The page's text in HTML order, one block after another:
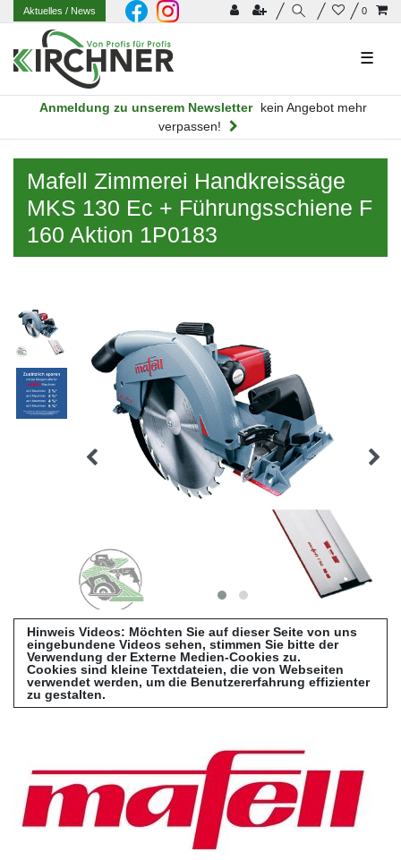
0
Aktuelles/ News
☰
Anmeldung zu unserem Newsletter
kein Angebot mehr
verpassen!
Mafell Zimmerei Handkreissäge
MKS 130 Ec + Führungsschiene F
160 Aktion 1P0183
Hinweis Videos: Möchten Sie auf dieser Seite von uns
eingebundene Videos sehen, stimmen Sie bitte der
Verwendung der Externe Medien-Cookies zu.
Cookies sind kleine Textdateien, die von Webseiten
verwendet werden, um die Benutzererfahrung effizienter
zu gestalten.